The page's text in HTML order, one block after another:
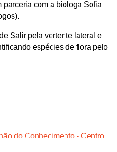
parceria com a bióloga Sofia
Salir pela vertente lateral e
espécies de flora pelo
do Conhecimento - Centro